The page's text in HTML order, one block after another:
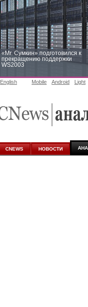
«Mr. Сумкин» подготовился к
прекращению поддержки
WS2003
аналитике
English Mobile Android Light
CNEWS НОВОСТИ